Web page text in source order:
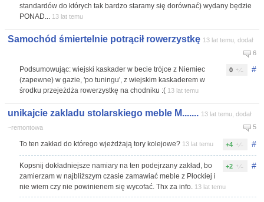
standardów do których tak bardzo staramy się dorównać) wydany będzie
PONAD... 13 lat temu
Samochód śmiertelnie potrącił rowerzystkę 13 lat temu, dodał
6
#
0
Podsumowując: wiejski kaskader w becie trójce z Niemiec
(zapewne) w gazie, 'po tuningu', z wiejskim kaskaderem w
środku przejeżdża rowerzystkę na chodniku :( 13 lat temu
unikajcie zakladu stolarskiego meble M....... 13 lat temu, dodał
~remontowa
5
#
+4
To ten zakład do którego wjeżdżają tory kolejowe? 13 lat temu
#
+2
Kopsnij dokładniejsze namiary na ten podejrzany zakład, bo
zamierzam w najbliższym czasie zamawiać meble z Płockiej i
nie wiem czy nie powinienem się wycofać. Thx za info. 13 lat temu